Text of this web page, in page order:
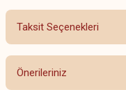
Bu
Taksit Seçenekleri
Önerileriniz